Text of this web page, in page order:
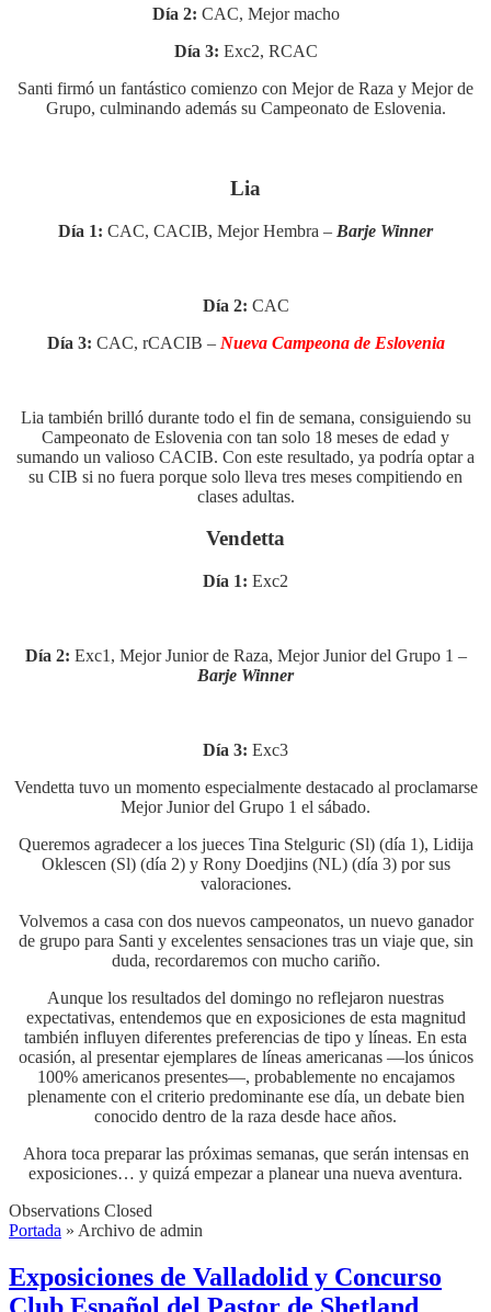
Día 2: CAC, Mejor macho
Día 3: Exc2, RCAC
Santi firmó un fantástico comienzo con Mejor de Raza y Mejor de
Grupo, culminando además su Campeonato de Eslovenia.
Lia
Día 1: CAC, CACIB, Mejor Hembra – Barje Winner
Día 2: CAC
Día 3: CAC, rCACIB – Nueva Campeona de Eslovenia
Lia también brilló durante todo el fin de semana, consiguiendo su
Campeonato de Eslovenia con tan solo 18 meses de edad y
sumando un valioso CACIB. Con este resultado, ya podría optar a
su CIB si no fuera porque solo lleva tres meses compitiendo en
clases adultas.
Vendetta
Día 1: Exc2
Día 2: Exc1, Mejor Junior de Raza, Mejor Junior del Grupo 1 –
Barje Winner
Día 3: Exc3
Vendetta tuvo un momento especialmente destacado al proclamarse
Mejor Junior del Grupo 1 el sábado.
Queremos agradecer a los jueces Tina Stelguric (Sl) (día 1), Lidija
Oklescen (Sl) (día 2) y Rony Doedjins (NL) (día 3) por sus
valoraciones.
Volvemos a casa con dos nuevos campeonatos, un nuevo ganador
de grupo para Santi y excelentes sensaciones tras un viaje que, sin
duda, recordaremos con mucho cariño.
Aunque los resultados del domingo no reflejaron nuestras
expectativas, entendemos que en exposiciones de esta magnitud
también influyen diferentes preferencias de tipo y líneas. En esta
ocasión, al presentar ejemplares de líneas americanas —los únicos
100% americanos presentes—, probablemente no encajamos
plenamente con el criterio predominante ese día, un debate bien
conocido dentro de la raza desde hace años.
Ahora toca preparar las próximas semanas, que serán intensas en
exposiciones… y quizá empezar a planear una nueva aventura.
Observations Closed
Portada » Archivo de admin
Exposiciones de Valladolid y Concurso